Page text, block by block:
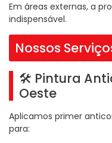
Em áreas externas, a
indispensável.
Nossos
🛠 Pintura
Oeste
Aplicamos primer
para: